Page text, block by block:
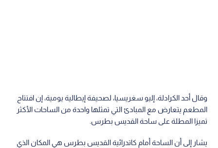
وقال أحد الكرادلة، إليو سغريسيا، لصحيفة إيطالية يومية، إن افتتاح
المطعم يتعارض مع المبادئ التي تمثلها واحدة من الساحات الأكثر
تميزا المطلة على ساحة القديس بطرس.
يشار إلى أن الساحة أمام كاتدرائية القديس بطرس هي المكان الذي